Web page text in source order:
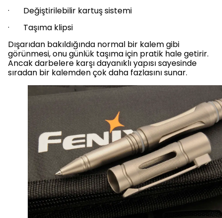
· Değiştirilebilir kartuş sistemi
· Taşıma klipsi
Dışarıdan bakıldığında normal bir kalem gibi
görünmesi, onu günlük taşıma için pratik hale getirir.
Ancak darbelere karşı dayanıklı yapısı sayesinde
sıradan bir kalemden çok daha fazlasını sunar.